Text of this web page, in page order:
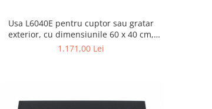
Usa L6040E pentru cuptor sau gratar
exterior, cu dimensiunile 60 x 40 cm,
dreptunghiulara
1.171,00 Lei